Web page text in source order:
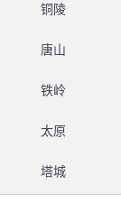
铜陵
唐山
铁岭
太原
塔城